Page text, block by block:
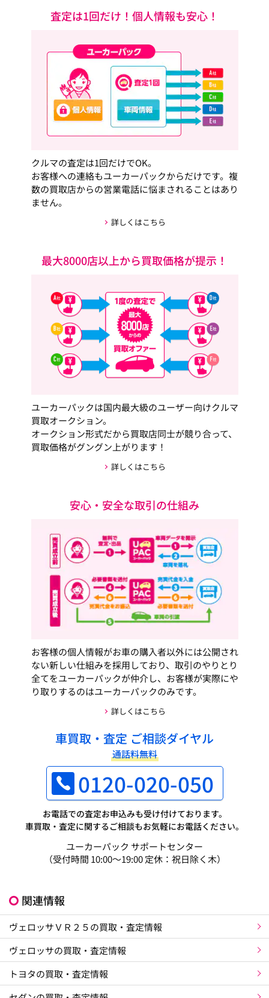
査定は1回だけ！個人情報も安心！
クルマの査定は1回だけでOK。
お客様への連絡もユーカーパックからだけです。複
数の買取店からの営業電話に悩まされることはあり
ません。
詳しくはこちら
最大8000店以上から買取価格が提示！
ユーカーパックは国内最大級のユーザー向けクルマ
買取オークション。
オークション形式だから買取店同士が競り合って、
買取価格がグングン上がります！
詳しくはこちら
安心・安全な取引の仕組み
お客様の個人情報がお車の購入者以外には公開され
ない新しい仕組みを採用しており、取引のやりとり
全てをユーカーパックが仲介し、お客様が実際にや
り取りするのはユーカーパックのみです。
詳しくはこちら
車買取・査定 ご相談ダイヤル
通話料無料
0120-020-050
お電話での査定お申込みも受け付けております。
車買取・査定に関するご相談もお気軽にお電話ください。
ユーカーパック サポートセンター
（受付時間 10:00～19:00 定休：祝日除く木）
関連情報
ヴェロッサＶＲ２５の買取・査定情報
ヴェロッサの買取・査定情報
トヨタの買取・査定情報